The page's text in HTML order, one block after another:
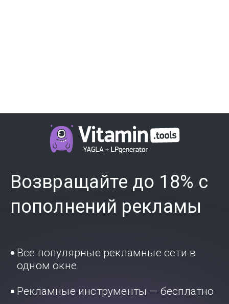
Возвращайте до 18% с
пополнений рекламы
Все популярные рекламные сети в
одном окне
Рекламные инструменты — бесплатно